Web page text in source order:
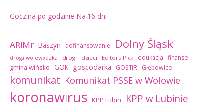
Godzina po godzinie Na 16 dni
ARiMr Baszyn dofinansowanie Dolny Śląsk
droga wojewódzka drogi dzieci Editors Pick edukacja finanse
gmina wińsko GOK gospodarka GOSTiR Głębowice
komunikat Komunikat PSSE w Wołowie
koronawirus KPP Lubin KPP w Lubinie